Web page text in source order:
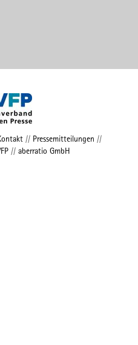
// Pressemitteilungen //
// aberratio GmbH